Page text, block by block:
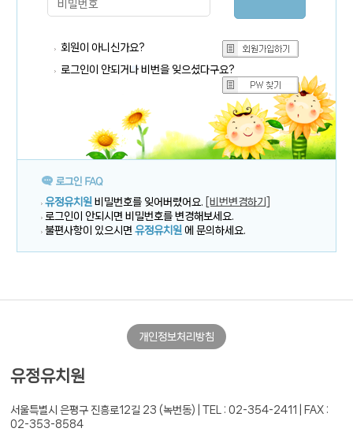
회원이 아니신가요?
로그인이 안되거나 비번을 잊으셨다구요?
유정유치원 비밀번호를 잊어버렸어요.
[비번변경하기]
로그인이 안되시면 비밀번호를 변경해보세요.
불편사항이 있으시면 유정유치원 에 문의하세요.
개인정보처리방침
유정유치원
서울특별시 은평구 진흥로12길 23 (녹번동) |
TEL : 02-354-2411 | FAX :
02-353-8584